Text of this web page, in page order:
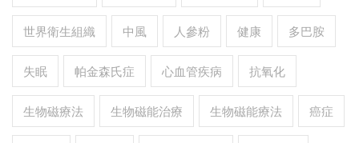
世界衛生組織 中風 人參粉 健康 多巴胺
失眠 帕金森氏症 心血管疾病 抗氧化
生物磁療法 生物磁能治療 生物磁能療法 癌症